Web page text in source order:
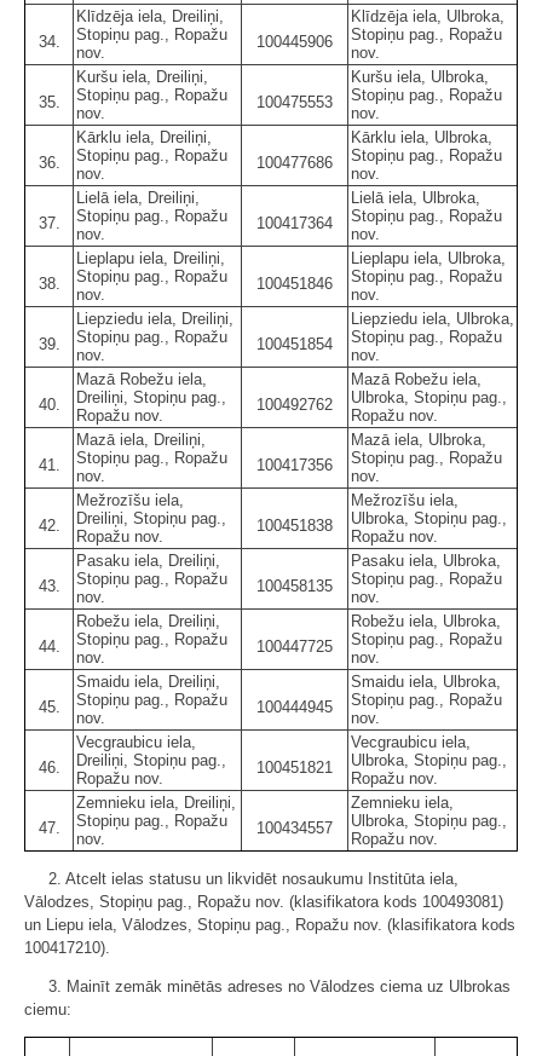
34.
Klīdzēja iela, Dreiliņi,
Stopiņu pag., Ropažu
nov.
100445906
Klīdzēja iela, Ulbroka,
Stopiņu pag., Ropažu
nov.
35.
Kuršu iela, Dreiliņi,
Stopiņu pag., Ropažu
nov.
100475553
Kuršu iela, Ulbroka,
Stopiņu pag., Ropažu
nov.
36.
Kārklu iela, Dreiliņi,
Stopiņu pag., Ropažu
nov.
100477686
Kārklu iela, Ulbroka,
Stopiņu pag., Ropažu
nov.
37.
Lielā iela, Dreiliņi,
Stopiņu pag., Ropažu
nov.
100417364
Lielā iela, Ulbroka,
Stopiņu pag., Ropažu
nov.
38.
Lieplapu iela, Dreiliņi,
Stopiņu pag., Ropažu
nov.
100451846
Lieplapu iela, Ulbroka,
Stopiņu pag., Ropažu
nov.
39.
Liepziedu iela, Dreiliņi,
Stopiņu pag., Ropažu
nov.
100451854
Liepziedu iela, Ulbroka,
Stopiņu pag., Ropažu
nov.
40.
Mazā Robežu iela,
Dreiliņi, Stopiņu pag.,
Ropažu nov.
100492762
Mazā Robežu iela,
Ulbroka, Stopiņu pag.,
Ropažu nov.
41.
Mazā iela, Dreiliņi,
Stopiņu pag., Ropažu
nov.
100417356
Mazā iela, Ulbroka,
Stopiņu pag., Ropažu
nov.
42.
Mežrozīšu iela,
Dreiliņi, Stopiņu pag.,
Ropažu nov.
100451838
Mežrozīšu iela,
Ulbroka, Stopiņu pag.,
Ropažu nov.
43.
Pasaku iela, Dreiliņi,
Stopiņu pag., Ropažu
nov.
100458135
Pasaku iela, Ulbroka,
Stopiņu pag., Ropažu
nov.
44.
Robežu iela, Dreiliņi,
Stopiņu pag., Ropažu
nov.
100447725
Robežu iela, Ulbroka,
Stopiņu pag., Ropažu
nov.
45.
Smaidu iela, Dreiliņi,
Stopiņu pag., Ropažu
nov.
100444945
Smaidu iela, Ulbroka,
Stopiņu pag., Ropažu
nov.
46.
Vecgraubicu iela,
Dreiliņi, Stopiņu pag.,
Ropažu nov.
100451821
Vecgraubicu iela,
Ulbroka, Stopiņu pag.,
Ropažu nov.
47.
Zemnieku iela, Dreiliņi,
Stopiņu pag., Ropažu
nov.
100434557
Zemnieku iela,
Ulbroka, Stopiņu pag.,
Ropažu nov.
2. Atcelt ielas statusu un likvidēt nosaukumu Institūta iela,
Vālodzes, Stopiņu pag., Ropažu nov. (klasifikatora kods 100493081)
un Liepu iela, Vālodzes, Stopiņu pag., Ropažu nov. (klasifikatora kods
100417210).
3. Mainīt zemāk minētās adreses no Vālodzes ciema uz Ulbrokas
ciemu: